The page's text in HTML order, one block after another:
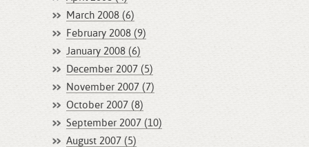
March 2008 (6)
February 2008 (9)
January 2008 (6)
December 2007 (5)
November 2007 (7)
October 2007 (8)
September 2007 (10)
August 2007 (5)